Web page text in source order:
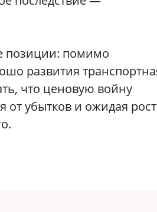
позиции: помимо
развития
что ценовую войну
от убытков и ожидая